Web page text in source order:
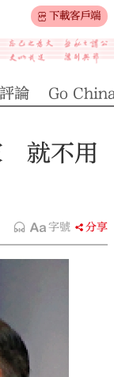
下載客戶端
評論 Go
就不用
字號 分享